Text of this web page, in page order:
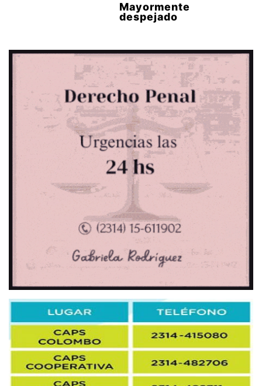
Mayormente
despejado